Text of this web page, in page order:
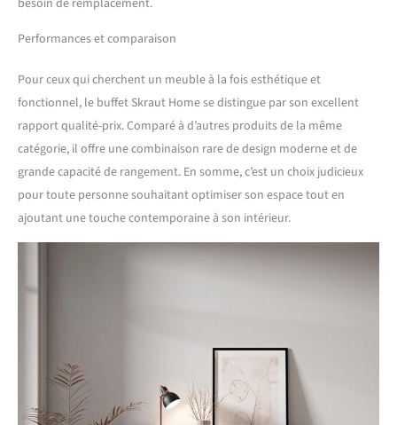
besoin de remplacement.
Performances et comparaison
Pour ceux qui cherchent un meuble à la fois esthétique et
fonctionnel, le buffet Skraut Home se distingue par son excellent
rapport qualité-prix. Comparé à d’autres produits de la même
catégorie, il offre une combinaison rare de design moderne et de
grande capacité de rangement. En somme, c’est un choix judicieux
pour toute personne souhaitant optimiser son espace tout en
ajoutant une touche contemporaine à son intérieur.